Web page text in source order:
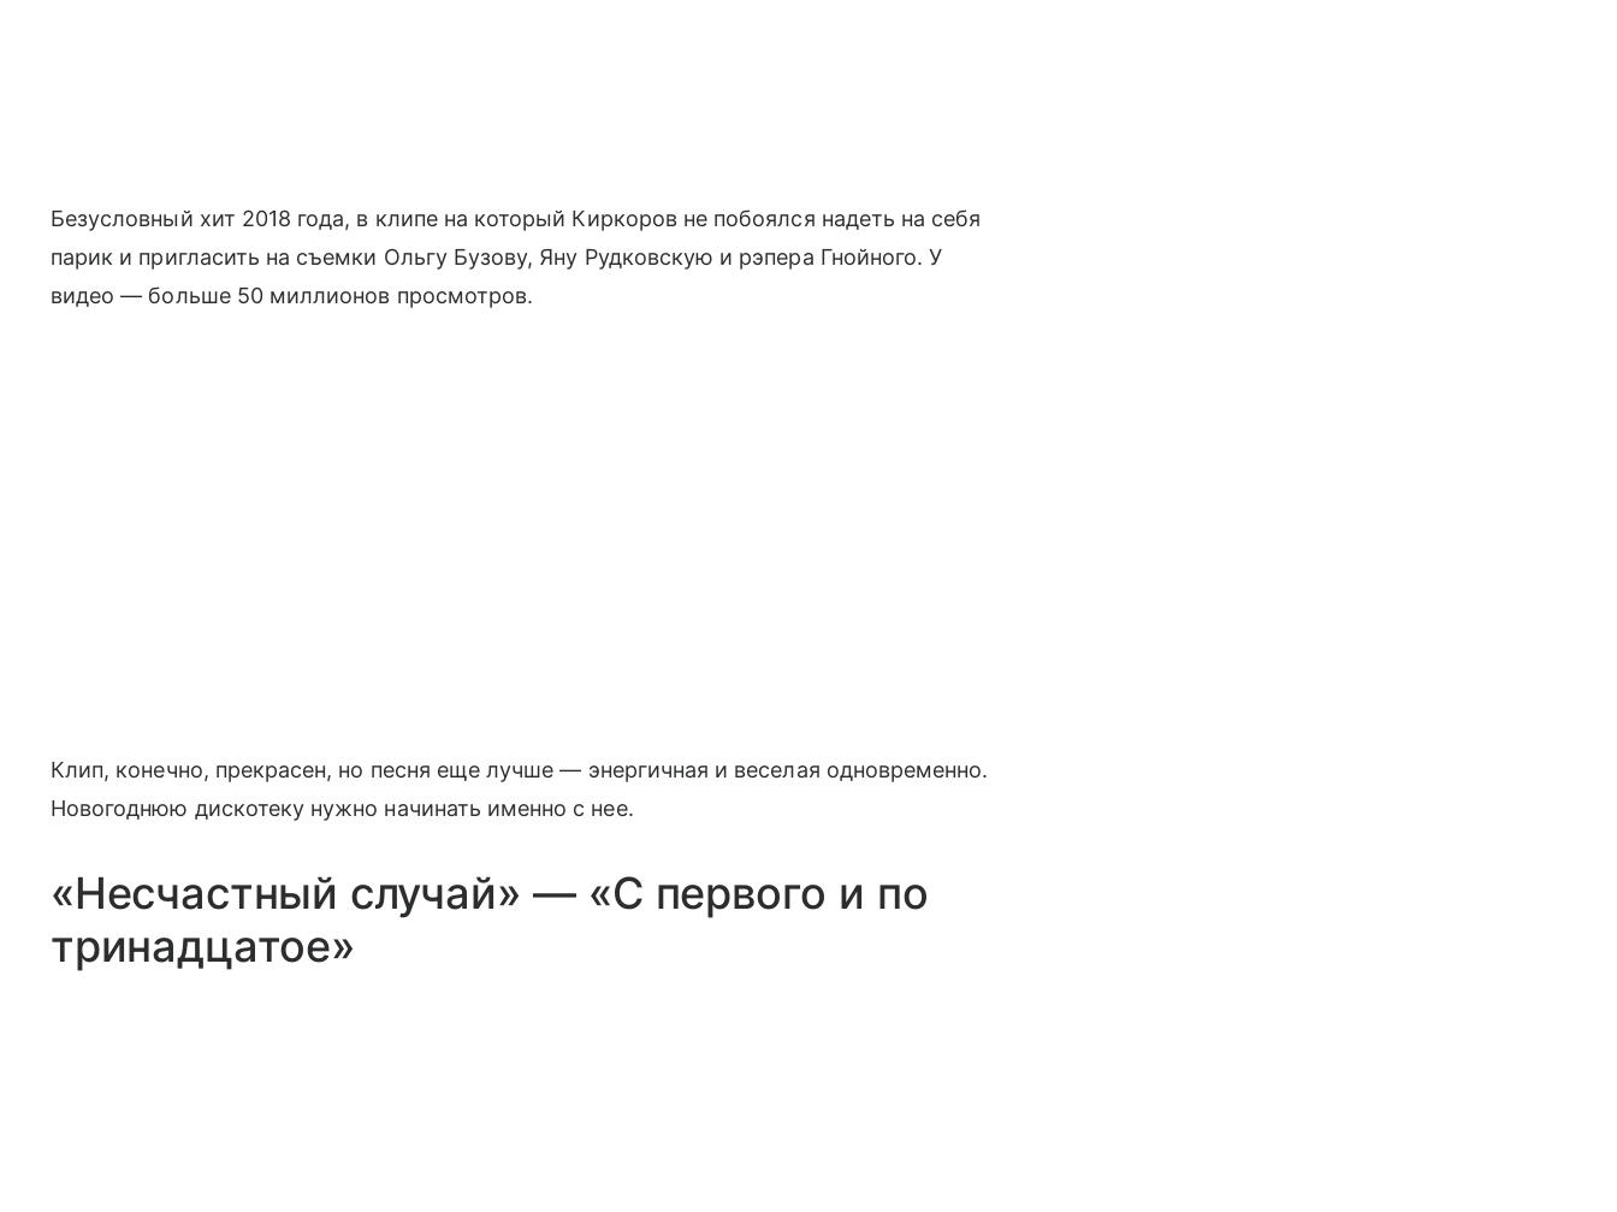
Безусловный хит 2018 года, в клипе на который Киркоров не побоялся надеть на себя
парик и пригласить на съемки Ольгу Бузову, Яну Рудковскую и рэпера Гнойного. У
видео — больше 50 миллионов просмотров.
Клип, конечно, прекрасен, но песня еще лучше — энергичная и веселая одновременно.
Новогоднюю дискотеку нужно начинать именно с нее.
«Несчастный случай» — «С первого и по
тринадцатое»